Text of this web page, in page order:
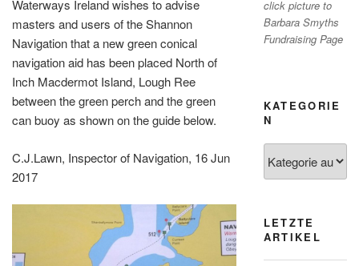
Waterways Ireland wishes to advise
masters and users of the Shannon
Navigation that a new green conical
navigation aid has been placed North of
Inch Macdermot Island, Lough Ree
between the green perch and the green
can buoy as shown on the guide below.
C.J.Lawn, Inspector of Navigation, 16 Jun
2017
click picture to
Barbara Smyths
Fundraising Page
KATEGORIE
N
LETZTE
ARTIKEL